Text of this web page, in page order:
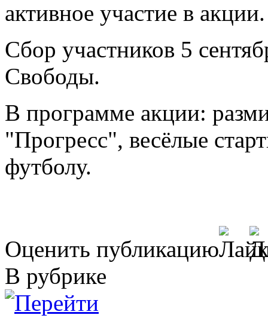
активное участие в акции.
Сбор участников 5
Свободы.
В программе акции:
"Прогресс", весёлые
футболу.
Оценить публикацию
В рубрике